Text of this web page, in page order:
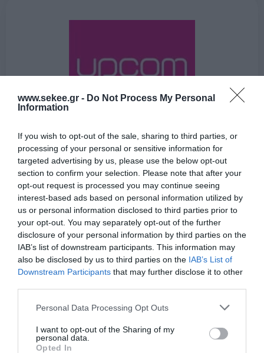
www.sekee.gr - Do Not Process My Personal
Information
If you wish to opt-out of the sale, sharing to third parties, or
processing of your personal or sensitive information for
targeted advertising by us, please use the below opt-out
section to confirm your selection. Please note that after your
opt-out request is processed you may continue seeing
interest-based ads based on personal information utilized by
us or personal information disclosed to third parties prior to
your opt-out. You may separately opt-out of the further
disclosure of your personal information by third parties on the
IAB’s list of downstream participants. This information may
also be disclosed by us to third parties on the IAB’s List of
Downstream Participants that may further disclose it to other
Personal Data Processing Opt Outs
I want to opt-out of the Sharing of my
personal data.
Opted In
UPCOM MINDS
Μάθε περισσότερα